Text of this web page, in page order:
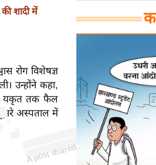
A
ak
nt
1)
शादी में
रोग विशेषज्ञ
उन्होंने कहा,
यकृत तक फैल
अस्पताल में